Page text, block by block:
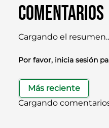
Comentarios
Cargando el
Por favor, inicia sesión
Más reciente
Cargando